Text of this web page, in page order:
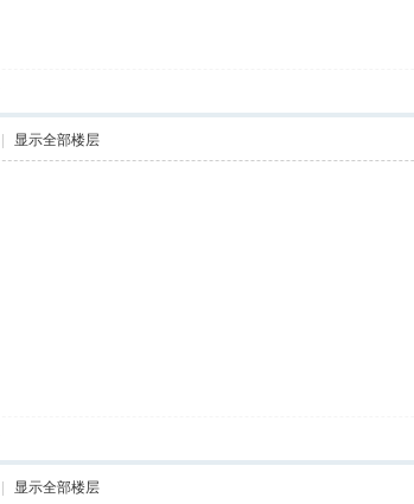
显示全部楼层
显示全部楼层